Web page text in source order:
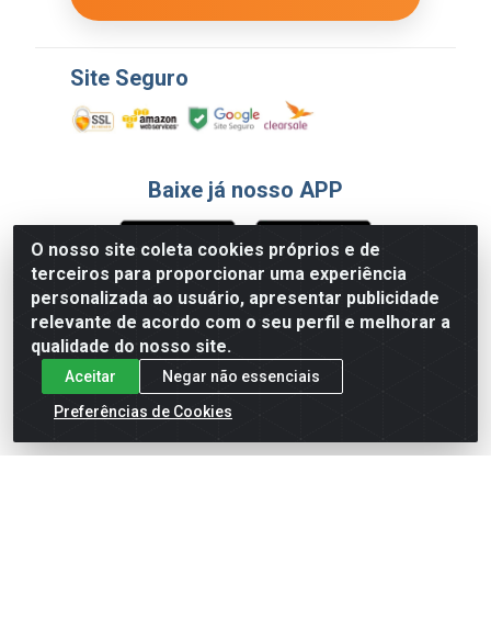
O nosso site coleta cookies próprios e de
terceiros para proporcionar uma experiência
personalizada ao usuário, apresentar publicidade
relevante de acordo com o seu perfil e melhorar a
qualidade do nosso site.
Aceitar
Negar não essenciais
Preferências de Cookies
Site Seguro
Baixe já nosso APP
Formas de Pagamento